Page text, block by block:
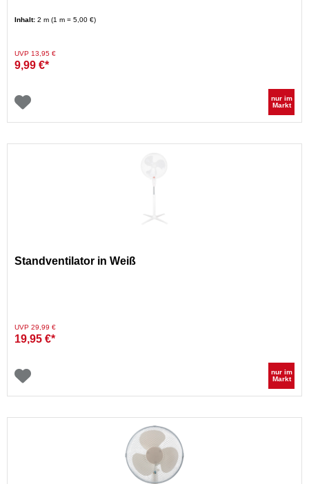
Inhalt: 2 m (1 m = 5,00 €)
Preis reduziert von
UVP 13,95 €auf
9,99 €*
nur im
Markt
Standventilator in Weiß
Preis reduziert von
UVP 29,99 €auf
19,95 €*
nur im
Markt